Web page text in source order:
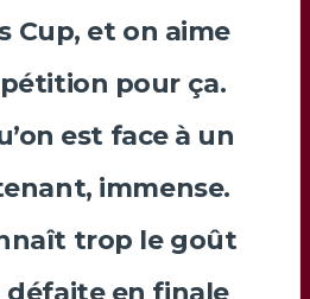
Cup, et on aime
pour ça.
est face à un
immense.
trop le goût
défaite en finale